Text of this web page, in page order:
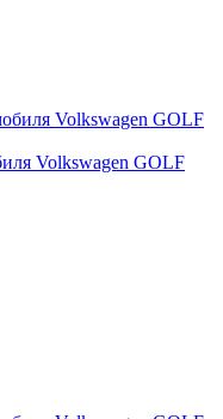
Volkswagen GOLF